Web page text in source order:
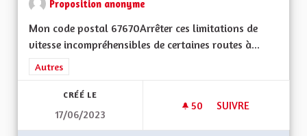
Proposition anonyme
Mon code postal 67670Arrêter ces limitations de
vitesse incompréhensibles de certaines routes à...
Filtrer les résultats de la catégorie : Autres
Autres
CRÉÉ LE
17/06/2023
50 50 ABONNÉS
SUIVRE